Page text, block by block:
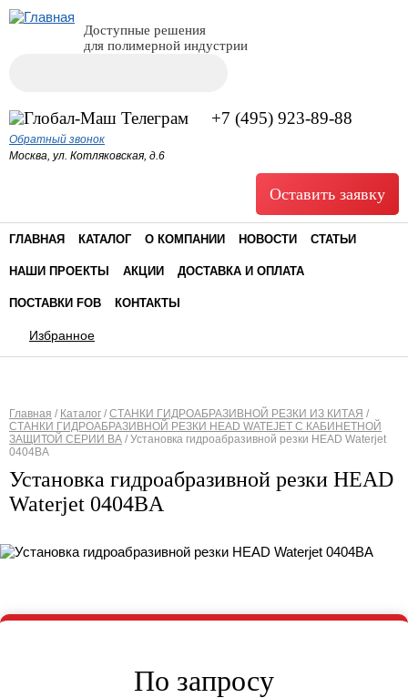
Доступные решения
для полимерной индустрии
+7 (495) 923-89-88
Обратный звонок
Москва, ул. Котляковская, д.6
Оставить заявку
ГЛАВНАЯ КАТАЛОГ О КОМПАНИИ НОВОСТИ СТАТЬИ
НАШИ ПРОЕКТЫ АКЦИИ ДОСТАВКА И ОПЛАТА
ПОСТАВКИ FOB КОНТАКТЫ
Избранное
Вы здесь
Главная / Каталог / СТАНКИ ГИДРОАБРАЗИВНОЙ РЕЗКИ ИЗ КИТАЯ /
СТАНКИ ГИДРОАБРАЗИВНОЙ РЕЗКИ HEAD WATEJET С КАБИНЕТНОЙ
ЗАЩИТОЙ СЕРИИ BА / Установка гидроабразивной резки HEAD Waterjet
0404BA
Установка гидроабразивной резки HEAD
Waterjet 0404BA
По запросу